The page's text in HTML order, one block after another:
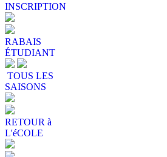
INSCRIPTION
RABAIS
ÉTUDIANT
TOUS LES
SAISONS
RETOUR à
L'éCOLE